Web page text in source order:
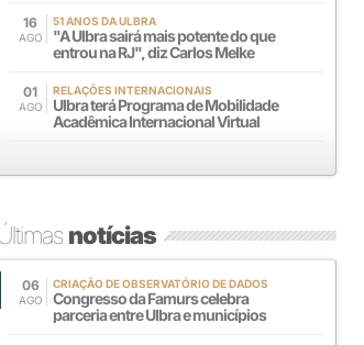
16
AGO
51 ANOS DA ULBRA
"A Ulbra sairá mais potente do que
entrou na RJ", diz Carlos Melke
01
AGO
RELAÇÕES INTERNACIONAIS
Ulbra terá Programa de Mobilidade
Acadêmica Internacional Virtual
notícias
06
AGO
CRIAÇÃO DE OBSERVATÓRIO DE DADOS
Congresso da Famurs celebra
parceria entre Ulbra e municípios